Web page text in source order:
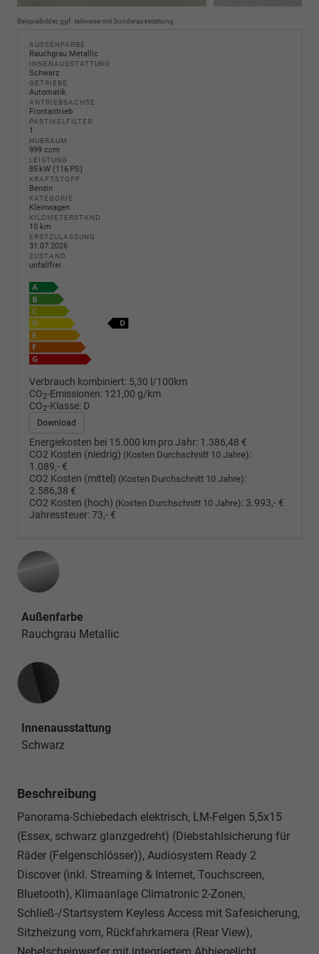
Beispielbilder, ggf. teilweise mit Sonderausstattung
AUSSENFARBE
Rauchgrau Metallic
INNENAUSSTATTUNG
Schwarz
GETRIEBE
Automatik
ANTRIEBSACHSE
Frontantrieb
PARTIKELFILTER
1
HUBRAUM
999 ccm
LEISTUNG
85 kW (116 PS)
KRAFTSTOFF
Benzin
KATEGORIE
Kleinwagen
KILOMETERSTAND
10 km
ERSTZULASSUNG
31.07.2026
ZUSTAND
unfallfrei
Verbrauch kombiniert: 5,30 l/100km
CO2-Emissionen: 121,00 g/km
CO2-Klasse: D
Download
Energiekosten bei 15.000 km pro Jahr: 1.386,48 €
CO2 Kosten (niedrig) (Kosten Durchschnitt 10 Jahre):
1.089,- €
CO2 Kosten (mittel) (Kosten Durchschnitt 10 Jahre):
2.586,38 €
CO2 Kosten (hoch) (Kosten Durchschnitt 10 Jahre): 3.993,- €
Jahressteuer:73,- €
Außenfarbe
Rauchgrau Metallic
Innenausstattung
Innenausstattung
Schwarz
Beschreibung
Panorama-Schiebedach elektrisch, LM-Felgen 5,5x15
(Essex, schwarz glanzgedreht) (Diebstahlsicherung für
Räder (Felgenschlösser)), Audiosystem Ready 2
Discover (inkl. Streaming & Internet, Touchscreen,
Bluetooth), Klimaanlage Climatronic 2-Zonen,
Schließ-/Startsystem Keyless Access mit Safesicherung,
Sitzheizung vorn, Rückfahrkamera (Rear View),
Nebelscheinwerfer mit integriertem Abbiegelicht,